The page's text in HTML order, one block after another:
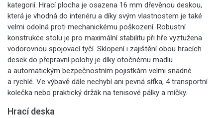
kategorií. Hrací plocha je osazena 16 mm dřevěnou deskou,
která je vhodná do interiéru a díky svým vlastnostem je také
velmi odolná proti mechanickému poškození. Robustní
konstrukce stolu je pro maximální stabilitu při hře vyztužena
vodorovnou spojovací tyčí. Sklopení i zajištění obou hracích
desek do přepravní polohy je díky otočnému madlu
a automatickým bezpečnostním pojistkám velmi snadné
a rychlé. Ve výbavě dále nechybí ani pevná síťka, 4 transportní
kolečka nebo praktický držák na tenisové pálky a míčky.
Hrací deska